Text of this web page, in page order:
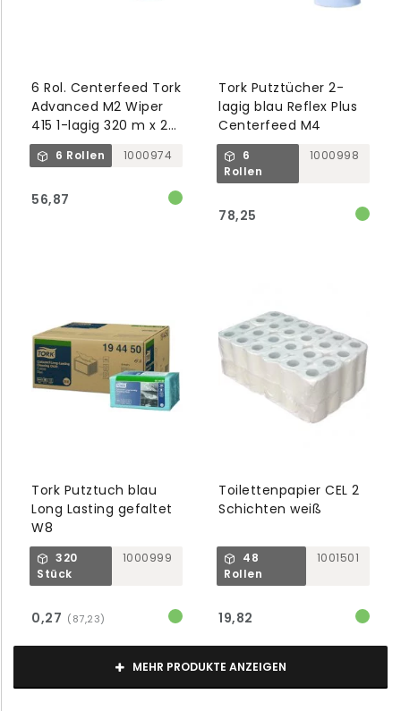
6 Rol. Centerfeed Tork
Advanced M2 Wiper
415 1-lagig 320 m x 20
cm blau
6 Rollen 1000974
56,87
Tork Putztücher 2-
lagig blau Reflex Plus
Centerfeed M4
6
Rollen
1000998
78,25
Tork Putztuch blau
Long Lasting gefaltet
W8
320
Stück
1000999
0,27 (87,23)
Toilettenpapier CEL 2
Schichten weiß
48
Rollen
1001501
19,82
MEHR PRODUKTE ANZEIGEN